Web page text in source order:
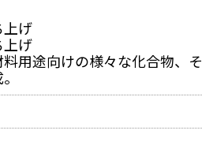
上げ
上げ
用途向けの様々な化合物、そ